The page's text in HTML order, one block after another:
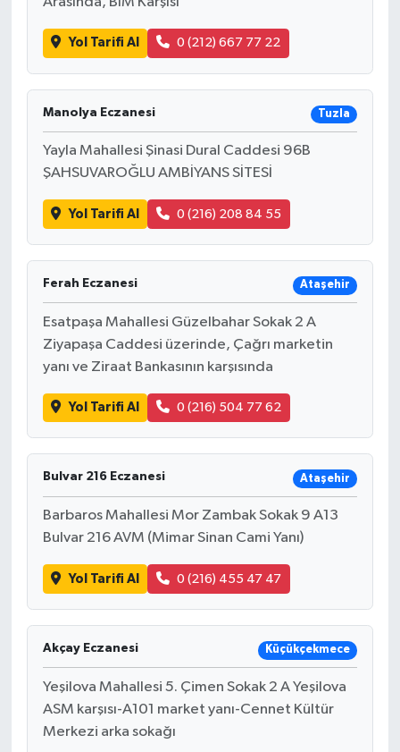
Yol Tarifi Al 0 (212) 667 77 22
Manolya Eczanesi Tuzla
Yayla Mahallesi Şinasi Dural Caddesi 96B
ŞAHSUVAROĞLU AMBİYANS SİTESİ
Yol Tarifi Al 0 (216) 208 84 55
Ferah Eczanesi Ataşehir
Esatpaşa Mahallesi Güzelbahar Sokak 2 A
Ziyapaşa Caddesi üzerinde, Çağrı marketin
yanı ve Ziraat Bankasının karşısında
Yol Tarifi Al 0 (216) 504 77 62
Bulvar 216 Eczanesi Ataşehir
Barbaros Mahallesi Mor Zambak Sokak 9 A13
Bulvar 216 AVM (Mimar Sinan Cami Yanı)
Yol Tarifi Al 0 (216) 455 47 47
Akçay Eczanesi Küçükçekmece
Yeşilova Mahallesi 5. Çimen Sokak 2 A Yeşilova
ASM karşısı-A101 market yanı-Cennet Kültür
Merkezi arka sokağı